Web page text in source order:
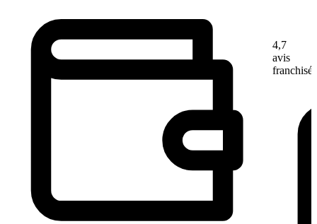
4,7
avis
franchisé